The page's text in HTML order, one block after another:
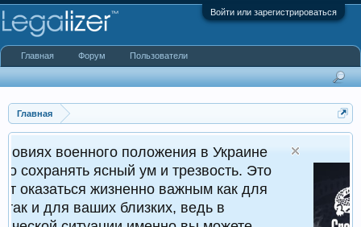
Войти или зарегистрироваться
Главная
положения в Украине
ум и трезвость. Это
важным как для
близких, ведь в
Главная Форум Пользователи